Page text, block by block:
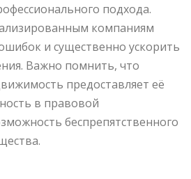
подхода.
компаниям
и существенно ускорить
Важно помнить, что
предоставляет её
в правовой
беспрепятственного